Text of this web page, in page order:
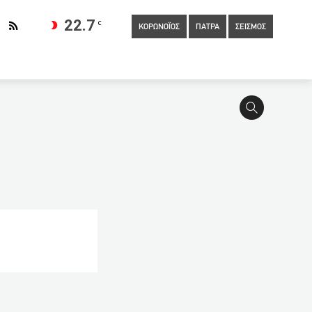
22.7 C
ΚΟΡΩΝΟΪΟΣ ΠΑΤΡΑ ΣΕΙΣΜΟΣ
Πώς δηλώνονται οι φιλοξενούμενοι στις
Τρεις ανήλικοι